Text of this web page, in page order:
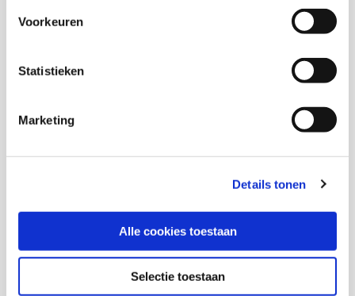
Voorkeuren
Statistieken
Marketing
Details tonen
Alle cookies toestaan
Selectie toestaan
Onderzoekers
Dick Oudenampsen
Helen Kamphuis
Jeroen Homberg